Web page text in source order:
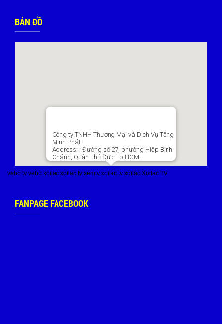
BẢN ĐỒ
Công ty TNHH Thương Mại và Dịch Vụ Tăng
Minh Phát
Address: : Đường số 27, phường Hiệp Bình
Chánh, Quận Thủ Đức, Tp.HCM.
vebo tv vebo xoilac xoilac tv xemtv xoilac tv xoilac Xoilac TV
FANPAGE FACEBOOK